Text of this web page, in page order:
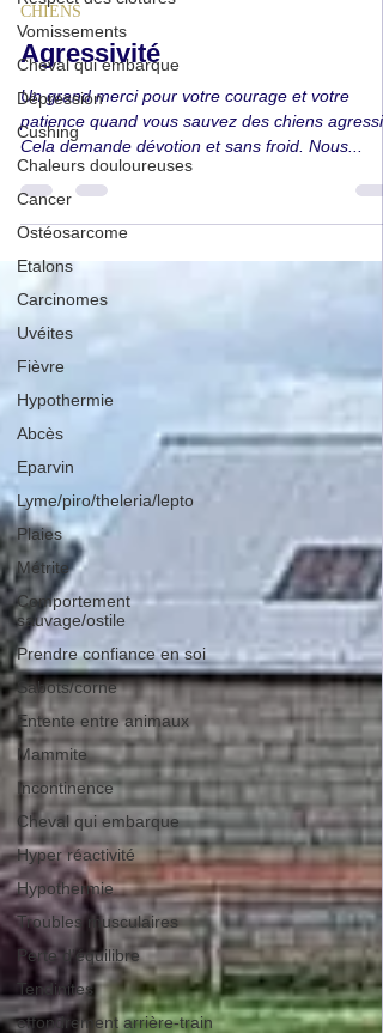
Vomissements
Cheval qui embarque
Dépression
Cushing
Chaleurs douloureuses
Cancer
Ostéosarcome
Etalons
Carcinomes
Uvéites
Fièvre
Hypothermie
Abcès
Eparvin
Lyme/piro/theleria/lepto
Plaies
Métrite
Comportement
sauvage/ostile
Prendre confiance en soi
Sabots/corne
Entente entre animaux
Mammite
Incontinence
Cheval qui embarque
Hyper réactivité
Hypothermie
Troubles musculaires
Perte d'équilibre
Tendinites
effondrement arrière-train
19 mars 2024
CHIENS
Agressivité
Un grand merci pour votre courage et votre
patience quand vous sauvez des chiens
Cela demande dévotion et sans froid. Nous...